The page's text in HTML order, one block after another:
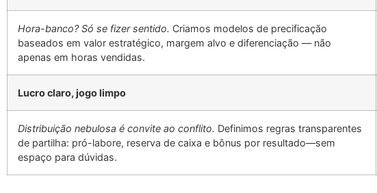
Hora-banco? Só se fizer sentido. Criamos modelos de precificação
baseados em valor estratégico, margem alvo e diferenciação — não
apenas em horas vendidas.
Lucro claro, jogo limpo
Distribuição nebulosa é convite ao conflito. Definimos regras transparentes
de partilha: pró-labore, reserva de caixa e bônus por resultado—sem
espaço para dúvidas.